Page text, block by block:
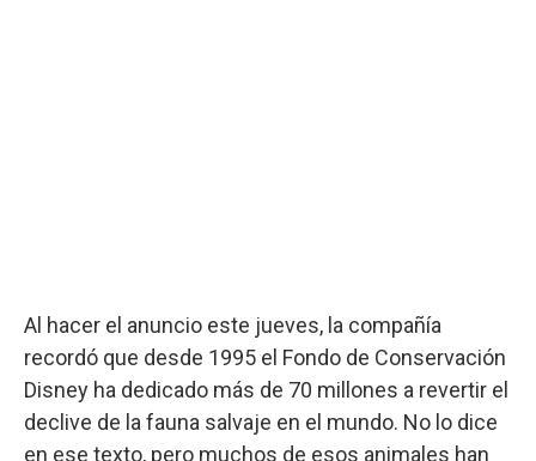
Al hacer el anuncio este jueves, la compañía
recordó que desde 1995 el Fondo de Conservación
Disney ha dedicado más de 70 millones a revertir el
declive de la fauna salvaje en el mundo. No lo dice
en ese texto, pero muchos de esos animales han